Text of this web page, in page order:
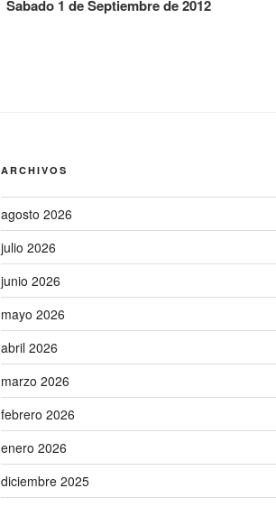
Sabado 1 de Septiembre de 2012
ARCHIVOS
agosto 2026
julio 2026
junio 2026
mayo 2026
abril 2026
marzo 2026
febrero 2026
enero 2026
diciembre 2025